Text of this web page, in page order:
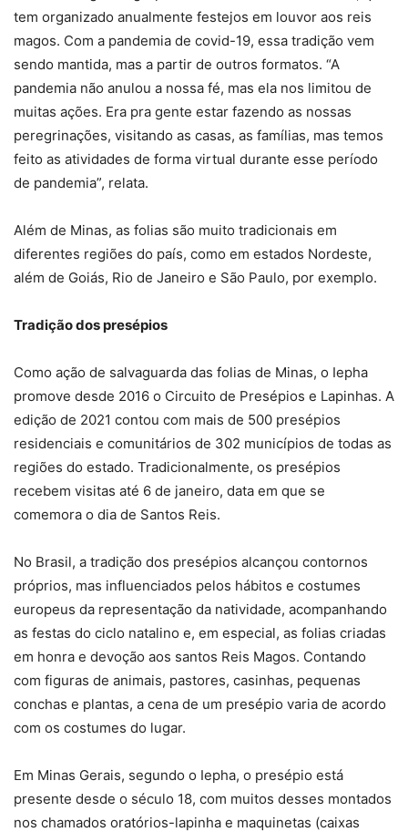
tem organizado anualmente festejos em louvor aos reis
magos. Com a pandemia de covid-19, essa tradição vem
sendo mantida, mas a partir de outros formatos. “A
pandemia não anulou a nossa fé, mas ela nos limitou de
muitas ações. Era pra gente estar fazendo as nossas
peregrinações, visitando as casas, as famílias, mas temos
feito as atividades de forma virtual durante esse período
de pandemia”, relata.
Além de Minas, as folias são muito tradicionais em
diferentes regiões do país, como em estados Nordeste,
além de Goiás, Rio de Janeiro e São Paulo, por exemplo.
Tradição dos presépios
Como ação de salvaguarda das folias de Minas, o Iepha
promove desde 2016 o Circuito de Presépios e Lapinhas. A
edição de 2021 contou com mais de 500 presépios
residenciais e comunitários de 302 municípios de todas as
regiões do estado. Tradicionalmente, os presépios
recebem visitas até 6 de janeiro, data em que se
comemora o dia de Santos Reis.
No Brasil, a tradição dos presépios alcançou contornos
próprios, mas influenciados pelos hábitos e costumes
europeus da representação da natividade, acompanhando
as festas do ciclo natalino e, em especial, as folias criadas
em honra e devoção aos santos Reis Magos. Contando
com figuras de animais, pastores, casinhas, pequenas
conchas e plantas, a cena de um presépio varia de acordo
com os costumes do lugar.
Em Minas Gerais, segundo o Iepha, o presépio está
presente desde o século 18, com muitos desses montados
nos chamados oratórios-lapinha e maquinetas (caixas